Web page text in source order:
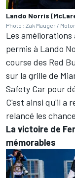
Lando Norris
Photo : Zak Mauger /
Les améliorations
permis à Lando
course des Red
sur la grille de
Safety Car pour
C'est ainsi qu'il a
relancé les
La victoire de
mémorables